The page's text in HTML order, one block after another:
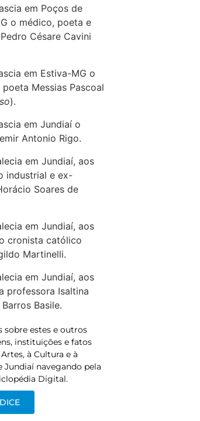
em Poços de
o médico, poeta e
Césare Cavini
em Estiva-MG o
Messias Pascoal
).
em Jundiaí o
Antonio Rigo.
em Jundiaí, aos
industrial e ex-
Soares de
em Jundiaí, aos
cronista católico
Martinelli.
em Jundiaí, aos
professora Isaltina
Basile.
sobre estes e outros
instituições e fatos
à Cultura e à
Jundiaí navegando pela
Digital.